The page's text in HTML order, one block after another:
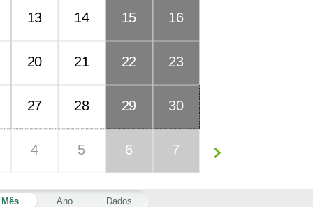
Mês Ano Dados
13 14 15 16
20 21 22 23
27 28 29 30
4 5 6 7